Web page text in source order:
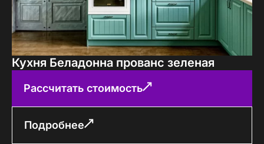
Кухня Беладонна прованс зеленая
Рассчитать стоимость
Подробнее